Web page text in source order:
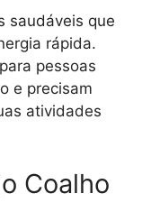
saudáveis que
rápida.
pessoas
e precisam
atividades
Coalho